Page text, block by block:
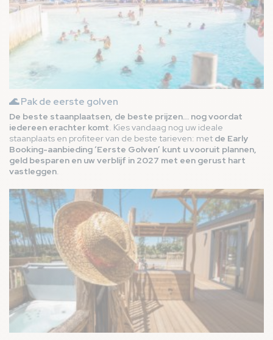
🌊 Pak de eerste golven
De beste staanplaatsen, de beste prijzen… nog voordat
iedereen erachter komt. Kies vandaag nog uw ideale
staanplaats en profiteer van de beste tarieven: met de Early
Booking-aanbieding ‘Eerste Golven’ kunt u vooruit plannen,
geld besparen en uw verblijf in 2027 met een gerust hart
vastleggen.